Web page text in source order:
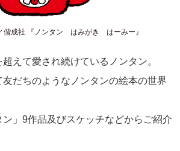
偕成社 『ノンタン はみがき はーみー』
えて愛され続けているノンタン。
だちのようなノンタンの絵本の世界
ン」9作品及びスケッチなどからご紹介